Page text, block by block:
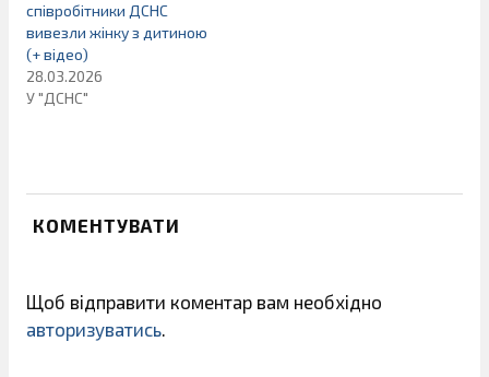
співробітники ДСНС
вивезли жінку з дитиною
(+ відео)
28.03.2026
У "ДСНС"
КОМЕНТУВАТИ
Щоб відправити коментар вам необхідно
авторизуватись.